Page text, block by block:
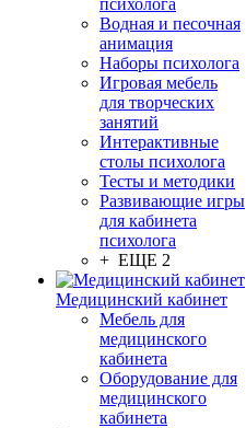
психолога
Водная и песочная
анимация
Наборы психолога
Игровая мебель
для творческих
занятий
Интерактивные
столы психолога
Тесты и методики
Развивающие игры
для кабинета
психолога
+ ЕЩЕ 2
Медицинский кабинет
Мебель для
медицинского
кабинета
Оборудование для
медицинского
кабинета